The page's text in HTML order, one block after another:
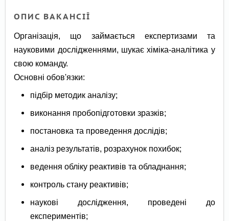
ОПИС ВАКАНСІЇ
Організація, що займається експертизами та
науковими дослідженнями, шукає хіміка-аналітика у
свою команду.
Основні обов'язки:
підбір методик аналізу;
виконання пробопідготовки зразків;
постановка та проведення дослідів;
аналіз результатів, розрахунок похибок;
ведення обліку реактивів та обладнання;
контроль стану реактивів;
наукові дослідження, проведені до
експериментів;